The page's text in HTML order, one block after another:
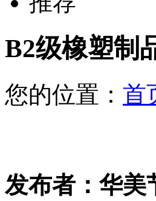
B2级橡塑制
您的位置： 首
发布者：华美